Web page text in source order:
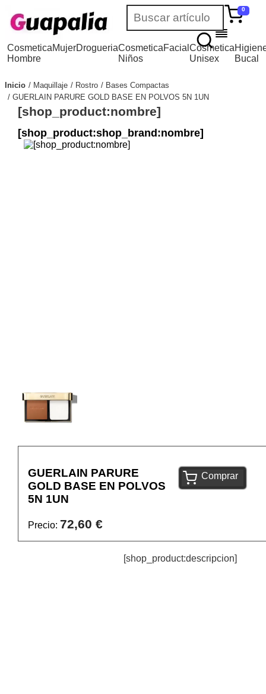
0
Cosmetica
Hombre
MujerDrogueriaCosmetica
Niños
FacialCosmetica
Unisex
Bucal
Inicio Maquillaje Rostro
Bases Compactas
GUERLAIN PARURE GOLD BASE EN POLVOS 5N 1UN
[shop_product:nombre]
[shop_product:shop_brand:nombre]
GUERLAIN PARURE
GOLD BASE EN POLVOS
5N 1UN
Precio: 72,60 €
Comprar
[shop_product:descripcion]